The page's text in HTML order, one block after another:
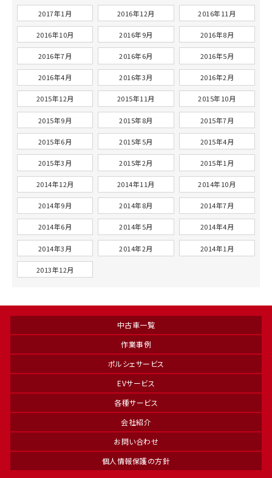
2017年1月 2016年12月 2016年11月
2016年10月 2016年9月 2016年8月
2016年7月 2016年6月 2016年5月
2016年4月 2016年3月 2016年2月
2015年12月 2015年11月 2015年10月
2015年9月 2015年8月 2015年7月
2015年6月 2015年5月 2015年4月
2015年3月 2015年2月 2015年1月
2014年12月 2014年11月 2014年10月
2014年9月 2014年8月 2014年7月
2014年6月 2014年5月 2014年4月
2014年3月 2014年2月 2014年1月
2013年12月
中古車一覧
作業事例
ポルシェサービス
EVサービス
各種サービス
会社紹介
お問い合わせ
個人情報保護の方針